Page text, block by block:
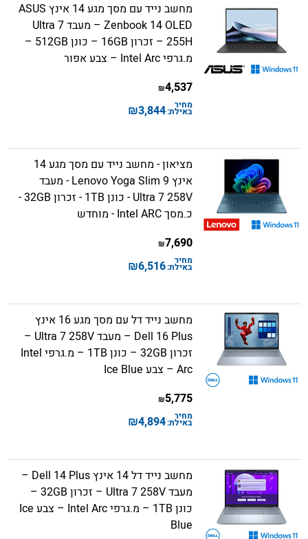
מחשב נייד עם מסך מגע 14 אינץ ASUS
Zenbook 14 OLED – מעבד Ultra 7
255H – זכרון 16GB – כונן 512GB –
מ.גרפי Intel Arc – צבע אפור
4,537
₪
מחיר
באילת:3,844
₪
מציאון - מחשב נייד עם מסך מגע 14
אינץ Lenovo Yoga Slim 9 - מעבד
Ultra 7 258V - כונן 1TB - זכרון 32GB -
כ.מסך Intel ARC - מוחדש
7,690
₪
מחיר
באילת:6,516
₪
מחשב נייד דל עם מסך מגע 16 אינץ
Dell 16 Plus – מעבד Ultra 7 258V –
זכרון 32GB – כונן 1TB – מ.גרפי Intel
Arc – צבע Ice Blue
5,775
₪
מחיר
באילת:4,894
₪
מחשב נייד דל 14 אינץ Dell 14 Plus –
מעבד Ultra 7 258V – זכרון 32GB –
כונן 1TB – מ.גרפי Intel Arc – צבע Ice
Blue